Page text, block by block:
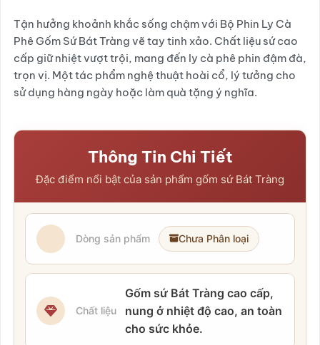
sao
Tận hưởng khoảnh khắc sống chậm với Bộ Phin Ly Cà
Phê Gốm Sứ Bát Tràng vẽ tay tinh xảo. Chất liệu sứ cao
cấp giữ nhiệt vượt trội, mang đến ly cà phê phin đậm đà,
trọn vị. Một tác phẩm nghệ thuật hoài cổ, lý tưởng cho
sử dụng hàng ngày hoặc làm quà tặng ý nghĩa.
Thông Tin Chi Tiết
Đặc điểm nổi bật của sản phẩm gốm sứ Bát Tràng
Dòng sản phẩm Chưa Phân loại
Chất liệu
Gốm sứ Bát Tràng cao cấp,
nung ở nhiệt độ cao, an toàn
cho sức khỏe.